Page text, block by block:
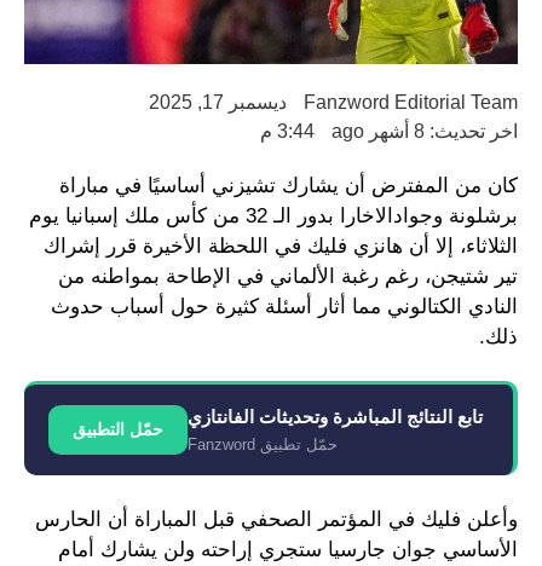
Fanzword Editorial Team
ديسمبر 17, 2025
اخر تحديث: 8 أشهر ago
3:44 م
كان من المفترض أن يشارك تشيزني أساسيًا في مباراة
برشلونة وجوادالاخارا بدور الـ 32 من كأس ملك إسبانيا يوم
الثلاثاء، إلا أن هانزي فليك في اللحظة الأخيرة قرر إشراك
تير شتيجن، رغم رغبة الألماني في الإطاحة بمواطنه من
النادي الكتالوني مما أثار أسئلة كثيرة حول أسباب حدوث
ذلك.
تابع النتائج المباشرة وتحديثات الفانتازي
حمّل تطبيق Fanzword
حمّل التطبيق
وأعلن فليك في المؤتمر الصحفي قبل المباراة أن الحارس
الأساسي جوان جارسيا ستجري إراحته ولن يشارك أمام